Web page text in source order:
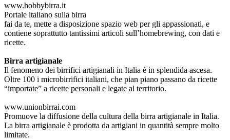
www.hobbybirra.it
Portale italiano sulla birra
fai da te, mette a disposizione spazio web per gli appassionati, e
contiene soprattutto tantissimi articoli sull’homebrewing, con dati e
ricette.
Birra artigianale
Il fenomeno dei birrifici artigianali in Italia è in splendida ascesa.
Oltre 100 i microbirrifici italiani, che pian piano passano da ricette
“importate” a ricette personali e legate al territorio.
www.unionbirrai.com
Promuove la diffusione della cultura della birra artigianale in Italia.
La birra artigianale è prodotta da artigiani in quantità sempre molto
limitate.